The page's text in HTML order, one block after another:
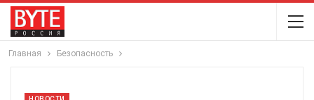
Главная Безопасность